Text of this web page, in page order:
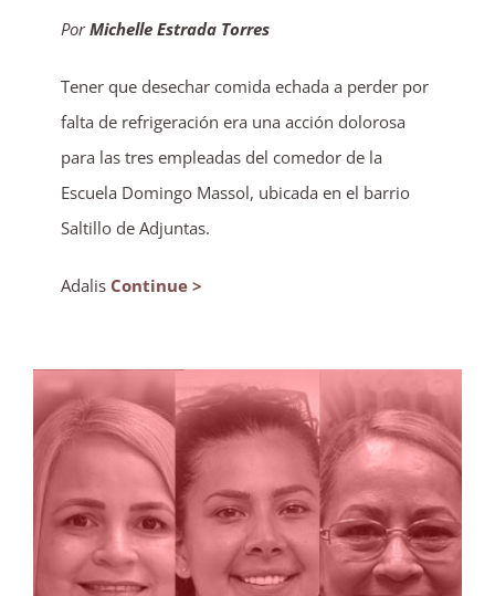
PorMichelle Estrada Torres
Tener que desechar comida echada a perder por
falta de refrigeración era una acción dolorosa
para las tres empleadas del comedor de la
Escuela Domingo Massol, ubicada en el barrio
Saltillo de Adjuntas.
Adalis Continue >